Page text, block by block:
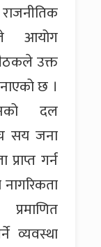
आयोग
उक्त
छ ।
दल
सय जना
गर्न
व्यवस्था